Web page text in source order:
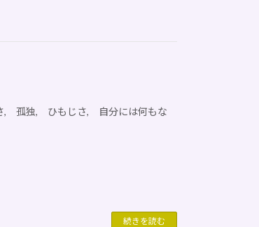
, 孤独, ひもじさ, 自分には何もな
続きを読む